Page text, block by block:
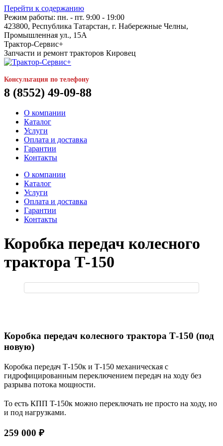
Перейти к содержанию
Режим работы: пн. - пт. 9:00 - 19:00
423800, Республика Татарстан, г. Набережные Челны,
Промышленная ул., 15А
Трактор-Сервис+
Запчасти и ремонт тракторов Кировец
Консультация по телефону
8 (8552) 49-09-88
О компании
Каталог
Услуги
Оплата и доставка
Гарантии
Контакты
О компании
Каталог
Услуги
Оплата и доставка
Гарантии
Контакты
Коробка передач колесного
трактора Т-150
Коробка передач колесного трактора Т-150 (под
новую)
Коробка передач Т-150к и Т-150 механическая с
гидрофицированным переключением передач на ходу без
разрыва потока мощности.
То есть КПП T-150к можно переключать не просто на ходу, но
и под нагрузками.
259 000 ₽